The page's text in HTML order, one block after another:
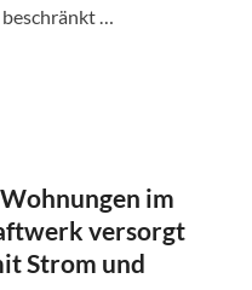
…
im
versorgt
Strom und